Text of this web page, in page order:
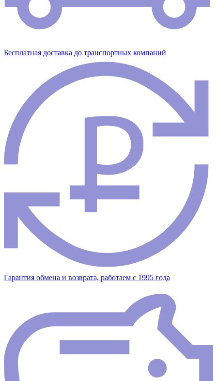
Бесплатная доставка до транспортных компаний
Гарантия обмена и возврата, работаем с 1995 года